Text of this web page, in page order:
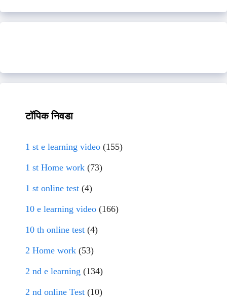
टॉपिक निवडा
1 st e learning video (155)
1 st Home work (73)
1 st online test (4)
10 e learning video (166)
10 th online test (4)
2 Home work (53)
2 nd e learning (134)
2 nd online Test (10)